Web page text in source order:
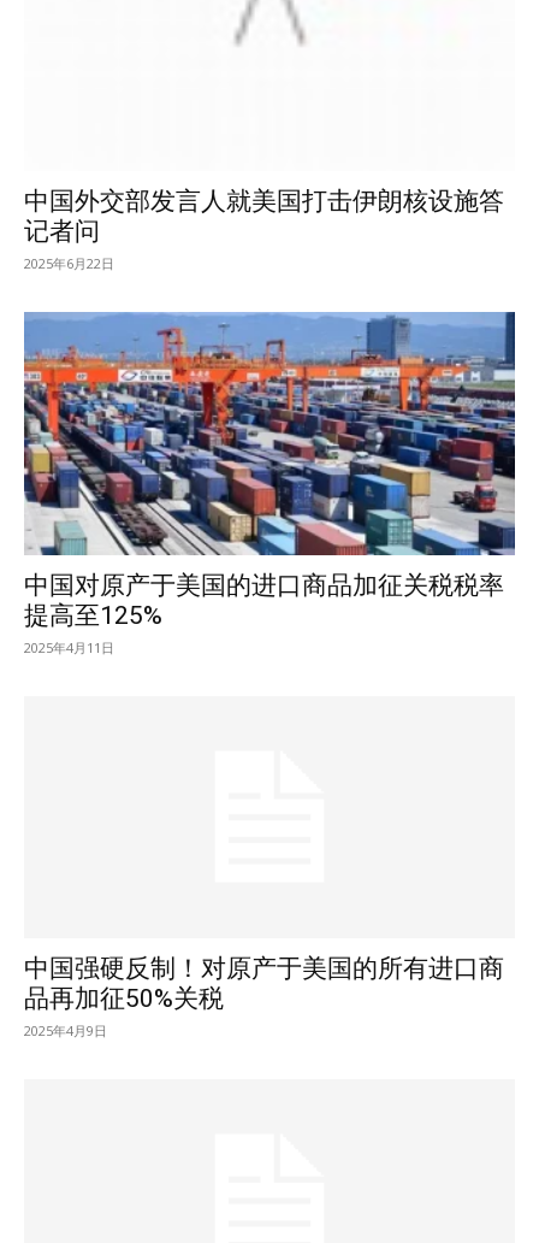
中国外交部发言人就美国打击伊朗核设施答
记者问
2025年6月22日
中国对原产于美国的进口商品加征关税税率
提高至125%
2025年4月11日
中国强硬反制！对原产于美国的所有进口商
品再加征50%关税
2025年4月9日